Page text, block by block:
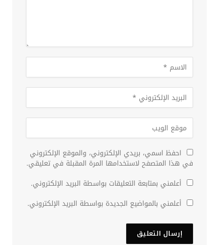
احفظ اسمي، بريدي الإلكتروني، والموقع الإلكتروني
في هذا المتصفح لاستخدامها المرة المقبلة في تعليقي.
أعلمني بمتابعة التعليقات بواسطة البريد الإلكتروني.
أعلمني بالمواضيع الجديدة بواسطة البريد الإلكتروني.